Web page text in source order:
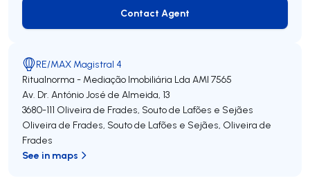
Contact Agent
Contact Agent
RE/MAX Magistral 4
Ritualnorma - Mediação Imobiliária Lda AMI 7565
Av. Dr. António José de Almeida, 13
3680-111 Oliveira de Frades, Souto de Lafões e Sejães
Oliveira de Frades, Souto de Lafões e Sejães, Oliveira de
Frades
See in maps